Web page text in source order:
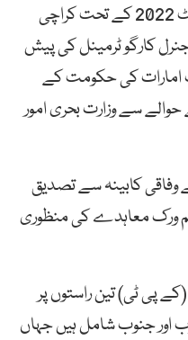
الحکومتی کمرشل ٹرانزیکشن ایکٹ 2022 کے تحت کراچی
کارگو ٹرمینل کی پیش
امارات کی حکومت کے
سے وزارت بحری امور
وفاقی کابینہ سے تصدیق
ورک معاہدے کی منظوری
پی ٹی) تین راستوں پر
جنوب شامل ہیں جہاں